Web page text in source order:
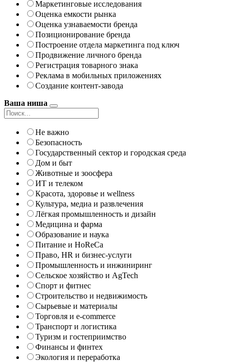
Маркетинговые исследования
Оценка емкости рынка
Оценка узнаваемости бренда
Позиционирование бренда
Построение отдела маркетинга под ключ
Продвижение личного бренда
Регистрация товарного знака
Реклама в мобильных приложениях
Создание контент-завода
Ваша ниша
Не важно
Безопасность
Государственный сектор и городская среда
Дом и быт
Животные и зоосфера
ИТ и телеком
Красота, здоровье и wellness
Культура, медиа и развлечения
Лёгкая промышленность и дизайн
Медицина и фарма
Образование и наука
Питание и HoReCa
Право, HR и бизнес-услуги
Промышленность и инжиниринг
Сельское хозяйство и AgTech
Спорт и фитнес
Строительство и недвижимость
Сырьевые и материалы
Торговля и e-commerce
Транспорт и логистика
Туризм и гостеприимство
Финансы и финтех
Экология и переработка